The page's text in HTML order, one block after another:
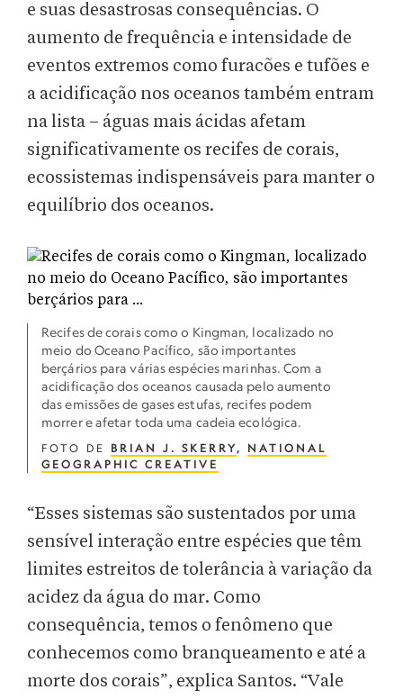
e suas desastrosas consequências. O
aumento de frequência e intensidade de
eventos extremos como furacões e tufões e
a acidificação nos oceanos também entram
na lista – águas mais ácidas afetam
significativamente os recifes de corais,
ecossistemas indispensáveis para manter o
equilíbrio dos oceanos.
Recifes de corais como o Kingman, localizado no
meio do Oceano Pacífico, são importantes
berçários para várias espécies marinhas. Com a
acidificação dos oceanos causada pelo aumento
das emissões de gases estufas, recifes podem
morrer e afetar toda uma cadeia ecológica.
FOTO DE BRIAN J. SKERRY, NATIONAL
GEOGRAPHIC CREATIVE
“Esses sistemas são sustentados por uma
sensível interação entre espécies que têm
limites estreitos de tolerância à variação da
acidez da água do mar. Como
consequência, temos o fenômeno que
conhecemos como branqueamento e até a
morte dos corais”, explica Santos. “Vale